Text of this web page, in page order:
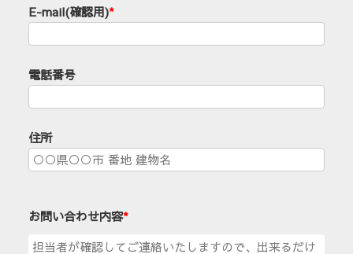
E-mail(確認用)*
電話番号
住所
お問い合わせ内容*